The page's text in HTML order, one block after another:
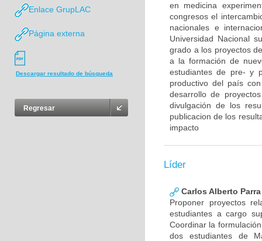
Enlace GrupLAC
Página externa
Descargar resultado de búsqueda
Regresar
en medicina
congresos el
nacionales e
Universidad Nacional
grado a los proyectos
a la formación de
estudiantes de pre- y
productivo del país
desarrollo de
divulgación de los
publicacion de los
impacto
Líder
Carlos Alberto
Proponer proyectos
estudiantes a cargo
Coordinar la
dos estudiantes de